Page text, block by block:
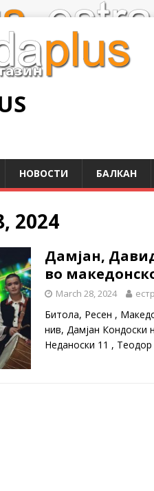
НОВОСТИ БАЛКАН
2024
Дамјан,
во
March 28, 2024
Битола, Ресен ,
нив, Дамјан Кондоски
Недaноски 11 ,